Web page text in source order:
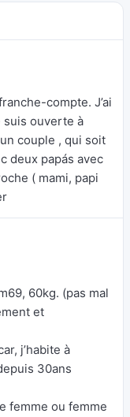
compte. J’ai
suis ouverte à
couple , qui soit
deux papás avec
( mami, papi
60kg. (pas mal
et
j’habite à
30ans
femme ou femme